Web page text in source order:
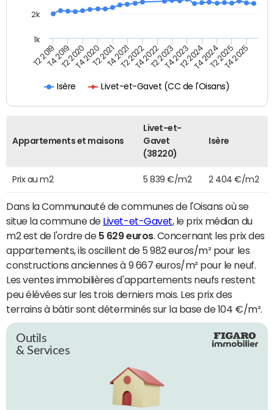
Isère Livet-et-Gavet (CC de l'Oisans)
T2 2019T4 2019T2 2020T4 2020T2 2021T4 2021T2 2022T4 2022T2 2023T4 2023T2 2024T4 2024T2 2025T4 2025
1k
2k
Appartements et maisons
Livet-et-
Gavet
(38220)
Isère
Prix au m2 5 839 €/m2 2 404 €/m2
Dans la Communauté de communes de l'Oisans où se
situe la commune de Livet-et-Gavet, le prix médian du
m2 est de l'ordre de 5 629 euros. Concernant les prix des
appartements, ils oscillent de 5 982 euros/m² pour les
constructions anciennes à 9 667 euros/m² pour le neuf.
Les ventes immobilières d'appartements neufs restent
peu élévées sur les trois derniers mois. Les prix des
terrains à bâtir sont déterminés sur la base de 104 €/m².
Outils
& Services